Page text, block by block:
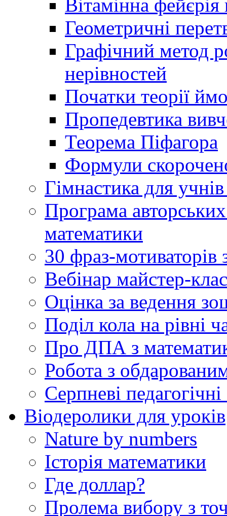
Вітамінна фейєрія
Геометричні
Графічний метод
нерівностей
Початки теорії
Пропедевтика
Теорема Піфагора
Формули
Гімнастика для
Програма
математики
30 фраз-
Вебінар майстер-клас
Оцінка за ведення
Поділ кола на рівні
Про ДПА з
Робота з
Серпневі
Віодеролики для уроків
Nature by numbers
Історія математики
Где доллар?
Пролема вибору з